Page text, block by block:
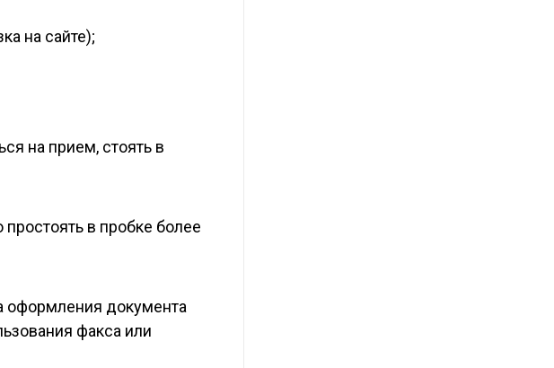
на сайте);
на прием, стоять в
в пробке более
оформления документа
факса или